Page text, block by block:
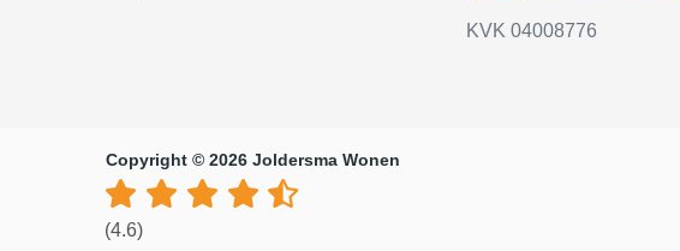
KVK 04008776
Copyright © 2026 Joldersma Wonen
(4.6)